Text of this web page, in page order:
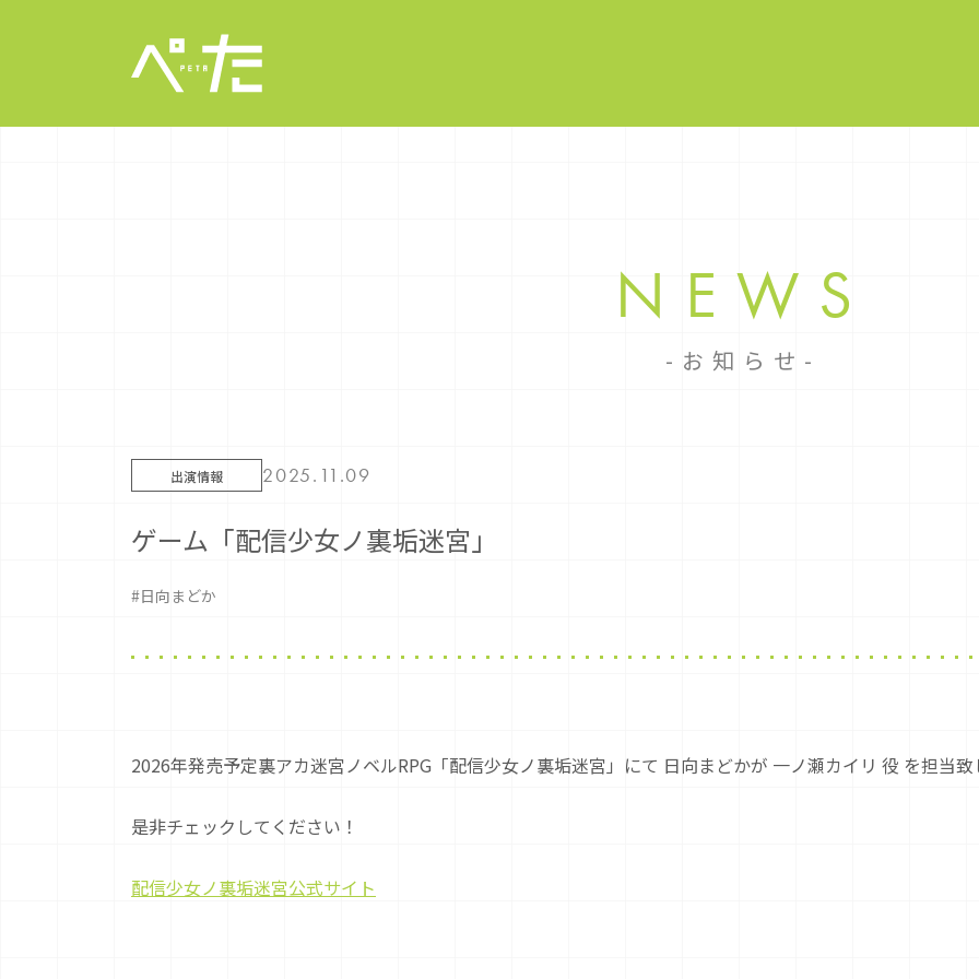
NEWS
お知らせ
出演情報 2025.11.09
ゲーム「配信少女ノ裏垢迷宮」
#日向まどか
2026年発売予定裏アカ迷宮ノベルRPG「配信少女ノ裏垢迷宮」にて 日向まどかが 一ノ瀬カイリ 役 を担当致
是非チェックしてください！
配信少女ノ裏垢迷宮公式サイト